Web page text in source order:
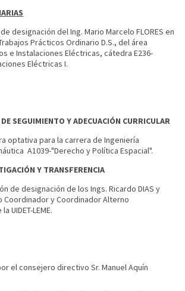
designación del Ing. Mario Marcelo FLORES en
Prácticos Ordinario D.S., del área
e Instalaciones Eléctricas, cátedra E236-
Eléctricas I.
SEGUIMIENTO Y ADECUACIÓN CURRICULAR
optativa para la carrera de Ingeniería
A1039-"Derecho y Política Espacial".
Y TRANSFERENCIA
de designación de los Ings. Ricardo DIAS y
Coordinador y Coordinador Alterno
UIDET-LEME.
el consejero directivo Sr. Manuel Aquín